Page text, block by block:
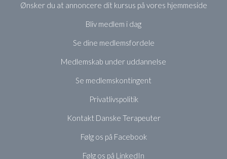
Ønsker du at annoncere dit kursus på vores hjemmeside
Bliv medlem i dag
Se dine medlemsfordele
Medlemskab under uddannelse
Se medlemskontingent
Privatlivspolitik
Kontakt Danske Terapeuter
Følg os på Facebook
Følg os på LinkedIn